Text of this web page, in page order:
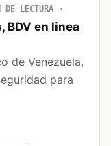
LECTURA
BDV en linea
de Venezuela,
para